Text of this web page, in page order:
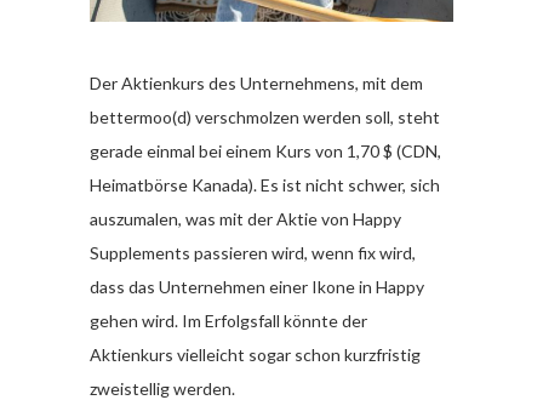
Der Aktienkurs des Unternehmens, mit dem
bettermoo(d) verschmolzen werden soll, steht
gerade einmal bei einem Kurs von 1,70 $ (CDN,
Heimatbörse Kanada). Es ist nicht schwer, sich
auszumalen, was mit der Aktie von Happy
Supplements passieren wird, wenn fix wird,
dass das Unternehmen einer Ikone in Happy
gehen wird. Im Erfolgsfall könnte der
Aktienkurs vielleicht sogar schon kurzfristig
zweistellig werden.